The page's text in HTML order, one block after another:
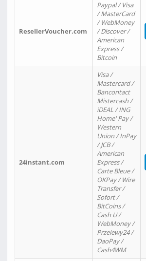
ResellerVoucher.com
Paypal / Visa
/ MasterCard
/ WebMoney
/ Discover /
American
Express /
Bitcoin
24instant.com
Visa /
Mastercard /
Bancontact
Mistercash /
iDEAL / ING
Home' Pay /
Western
Union / InPay
/ JCB /
American
Express /
Carte Bleue /
OKPay / Wire
Transfer /
Sofort /
BitCoins /
Cash U /
WebMoney /
Przelewy24 /
DaoPay /
Cash4WM